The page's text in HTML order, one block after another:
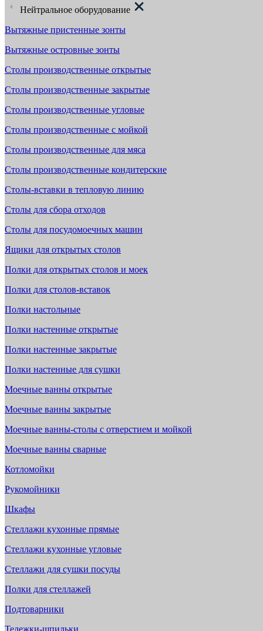
Нейтральное оборудование
Вытяжные пристенные зонты
Вытяжные островные зонты
Столы производственные открытые
Столы производственные закрытые
Столы производственные угловые
Столы производственные с мойкой
Столы производственные для мяса
Столы производственные кондитерские
Столы-вставки в тепловую линию
Столы для сбора отходов
Столы для посудомоечных машин
Ящики для открытых столов
Полки для открытых столов и моек
Полки для столов-вставок
Полки настольные
Полки настенные открытые
Полки настенные закрытые
Полки настенные для сушки
Моечные ванны открытые
Моечные ванны закрытые
Моечные ванны-столы с отверстием и мойкой
Моечные ванны сварные
Котломойки
Рукомойники
Шкафы
Стеллажи кухонные прямые
Стеллажи кухонные угловые
Стеллажи для сушки посуды
Полки для стеллажей
Подтоварники
Тележки-шпильки